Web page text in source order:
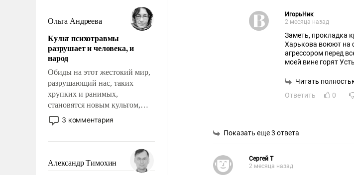
Ольга Андреева
Культ психотравмы
разрушает и человека, и
народ
Обиды на этот жестокий мир,
разрушающий нас, таких
хрупких и ранимых,
становятся новым культом,
постепенно вытесняя и
отменяя традиционное
мужественным и твердым под
ударами судьбы, брать на себя
ответственность, помогать
3 комментария
Александр Тимохин
ИгорьНик
2 месяца назад
Заметь, прокладка
Харькова воюют на
агрессором перед
моей вине горят
Читать
Ответить
0
Показать еще 3 ответа
Cepгeй T
2 месяца назад